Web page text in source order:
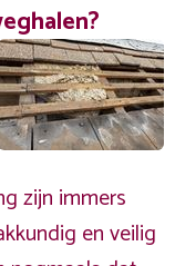
zijn immers
en veilig